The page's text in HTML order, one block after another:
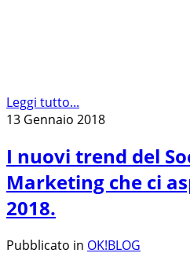
Leggi tutto...
13 Gennaio 2018
I nuovi trend del
Marketing che ci
2018.
Pubblicato in OK!BLOG